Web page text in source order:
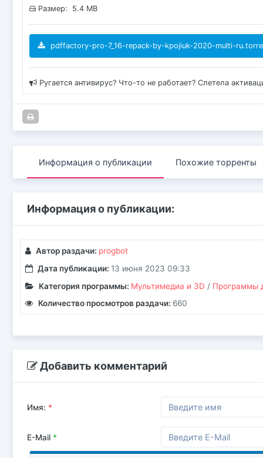
Размер: 5.4 MB
pdffactory-pro-7_16-repack-by-kpojiuk-2020-multi-
Ругается антивирус? Что-то не работает? Слетела
Информация о публикации Похожие торренты
Информация о публикации:
Автор раздачи: progbot
Дата публикации: 13 июня 2023 09:33
Категория программы: Мультимедиа и 3D / Программы
Количество просмотров раздачи: 660
Добавить комментарий
Имя: *
E-Mail *